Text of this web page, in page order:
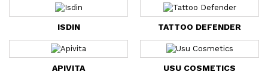
ISDIN TATTOO DEFENDER
APIVITA USU COSMETICS